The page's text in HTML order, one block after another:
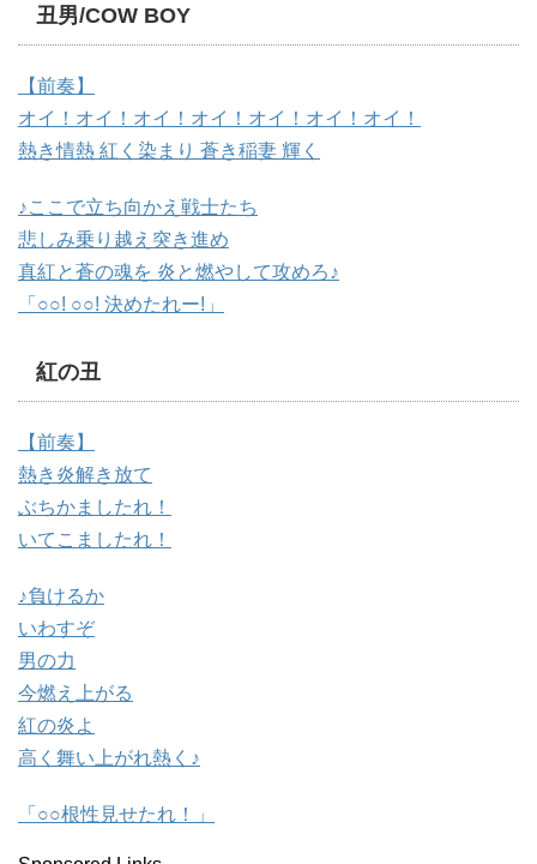
丑男/COW BOY
【前奏】
オイ！オイ！オイ！オイ！オイ！オイ！オイ！
熱き情熱 紅く染まり 蒼き稲妻 輝く
♪ここで立ち向かえ戦士たち
悲しみ乗り越え突き進め
真紅と蒼の魂を 炎と燃やして攻めろ♪
「○○! ○○! 決めたれー!」
紅の丑
【前奏】
熱き炎解き放て
ぶちかましたれ！
いてこましたれ！
♪負けるか
いわすぞ
男の力
今燃え上がる
紅の炎よ
高く舞い上がれ熱く♪
「○○根性見せたれ！」